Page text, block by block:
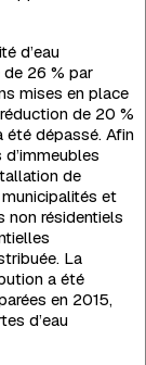
d’eau
de 26 % par
mises en place
de 20 %
été dépassé. Afin
de
et
non résidentiels
La
a été
en 2015,
d’eau